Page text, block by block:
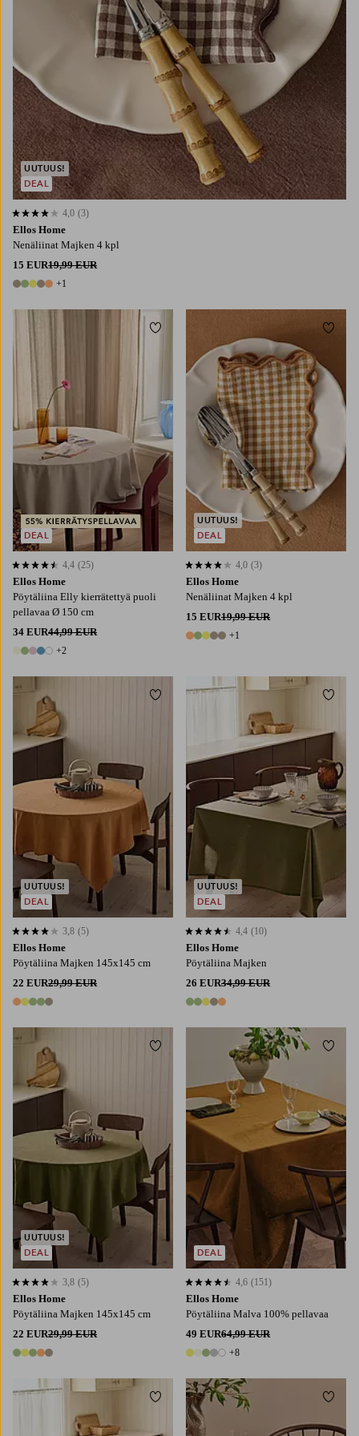
Ellos Home
Nenäliinat Majken 4 kpl
15 EUR19,99 EUR
6 värejä
+1
4,0 perustuen 3 arvosanaan
4,0 (3)
UUTUUS!
DEAL
Ellos Home
Pöytäliina Elly kierrätettyä puoli
pellavaa Ø 150 cm
34 EUR44,99 EUR
7 värejä
+2
4,4 perustuen 25 arvosanaan
4,4 (25)
DEAL
Lisää suosikkeihin
Ellos Home
Nenäliinat Majken 4 kpl
15 EUR19,99 EUR
6 värejä
+1
4,0 perustuen 3 arvosanaan
4,0 (3)
UUTUUS!
DEAL
Ellos Home
Pöytäliina Majken 145x145 cm
22 EUR29,99 EUR
5 värejä
3,8 perustuen 5 arvosanaan
3,8 (5)
UUTUUS!
DEAL
Lisää suosikkeihin
Ellos Home
Pöytäliina Majken
26 EUR34,99 EUR
5 värejä
4,4 perustuen 10 arvosanaan
4,4 (10)
UUTUUS!
DEAL
145X250 145X300
Ellos Home
Pöytäliina Majken 145x145 cm
22 EUR29,99 EUR
5 värejä
3,8 perustuen 5 arvosanaan
3,8 (5)
UUTUUS!
DEAL
Lisää suosikkeihin
Ellos Home
Pöytäliina Malva 100% pellavaa
49 EUR64,99 EUR
13 värejä
+8
4,6 perustuen 151 arvosanaan
4,6 (151)
DEAL
137X250 137X300
Lisää suosikkeihin
145X250 145X300